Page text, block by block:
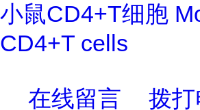
小鼠CD4+T细胞
CD4+T cells
在线留言 拨